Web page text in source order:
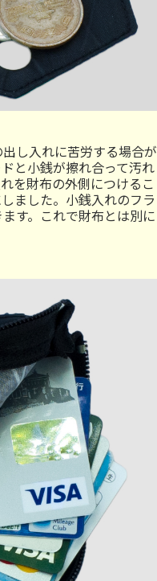
し入れに苦労する場合が
と小銭が擦れ合って汚れ
を財布の外側につけるこ
ました。小銭入れのフラ
す。これで財布とは別に